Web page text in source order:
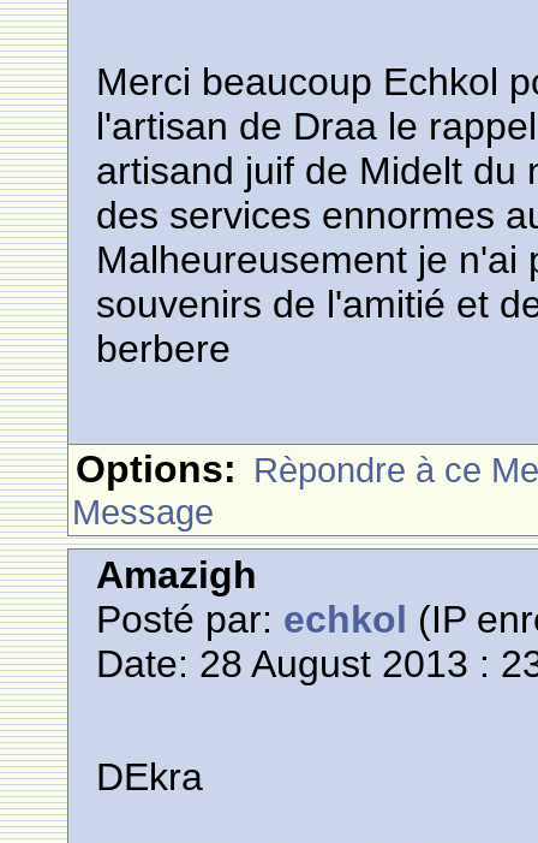
Merci beaucoup Echkol
l'artisan de Draa le
artisand juif de Midelt du
des services ennormes
Malheureusement je n'ai
souvenirs de l'amitié et
berbere
Options: Rèpondre à ce
Message
Amazigh
Posté par: echkol (IP
Date: 28 August 2013 :
DEkra